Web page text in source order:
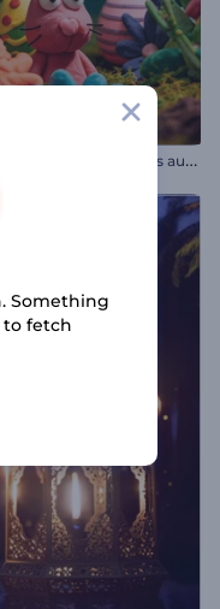
E
nthüllung des Oster-Logos aus Ton
Something
fetch